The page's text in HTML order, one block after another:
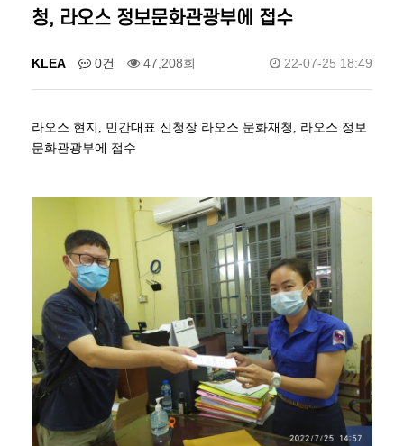
청, 라오스 정보문화관광부에 접수
KLEA 0건 47,208회 22-07-25 18:49
라오스 현지, 민간대표 신청장 라오스 문화재청, 라오스 정보
문화관광부에 접수